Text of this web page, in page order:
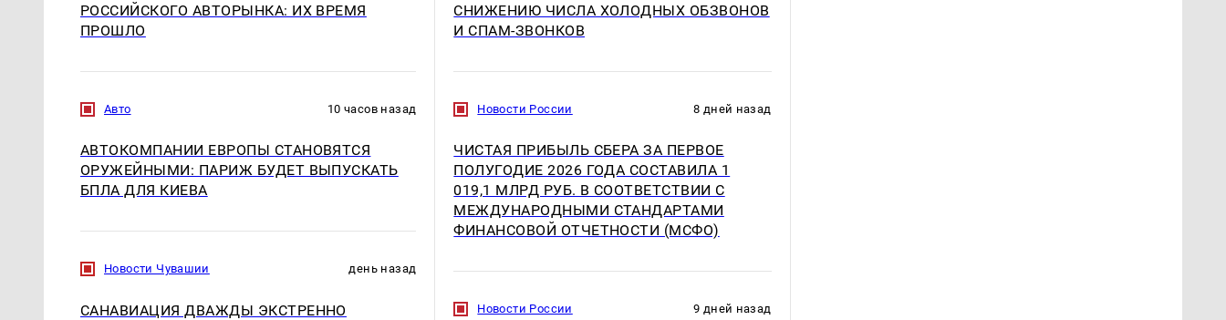
РОССИЙСКОГО АВТОРЫНКА: ИХ ВРЕМЯ
ПРОШЛО
Авто 10 часов назад
АВТОКОМПАНИИ ЕВРОПЫ СТАНОВЯТСЯ
ОРУЖЕЙНЫМИ: ПАРИЖ БУДЕТ ВЫПУСКАТЬ
БПЛА ДЛЯ КИЕВА
Новости Чувашии день назад
САНАВИАЦИЯ ДВАЖДЫ ЭКСТРЕННО
СНИЖЕНИЮ ЧИСЛА ХОЛОДНЫХ ОБЗВОНОВ
И СПАМ-ЗВОНКОВ
Новости России 8 дней назад
ЧИСТАЯ ПРИБЫЛЬ СБЕРА ЗА ПЕРВОЕ
ПОЛУГОДИЕ 2026 ГОДА СОСТАВИЛА 1
019,1 МЛРД РУБ. В СООТВЕТСТВИИ С
МЕЖДУНАРОДНЫМИ СТАНДАРТАМИ
ФИНАНСОВОЙ ОТЧЕТНОСТИ (МСФО)
Новости России 9 дней назад